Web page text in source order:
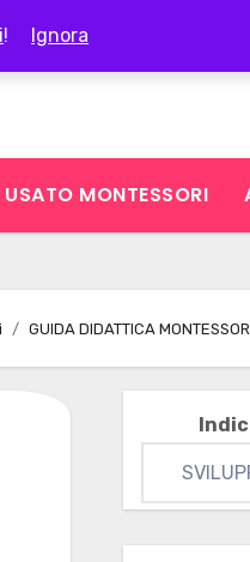
! Ignora
USATO MONTESSORI
GUIDA DIDATTICA